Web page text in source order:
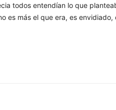
todos entendían lo que
es más el que era, es envidiado,